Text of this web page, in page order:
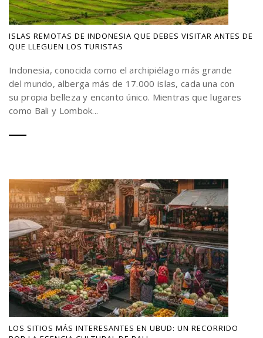
ISLAS REMOTAS DE INDONESIA QUE DEBES VISITAR ANTES DE
QUE LLEGUEN LOS TURISTAS
Indonesia, conocida como el archipiélago más grande
del mundo, alberga más de 17.000 islas, cada una con
su propia belleza y encanto único. Mientras que lugares
como Bali y Lombok...
LOS SITIOS MÁS INTERESANTES EN UBUD: UN RECORRIDO